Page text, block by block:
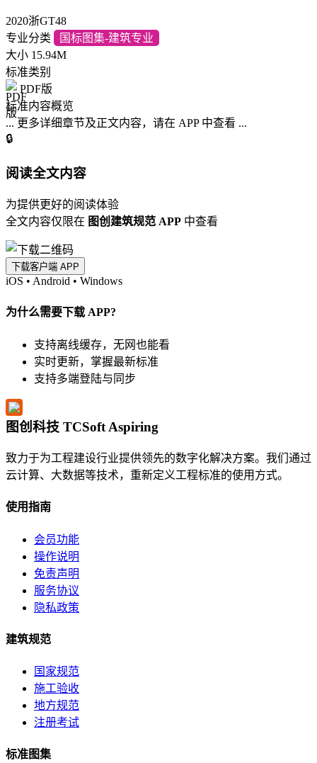
2020浙GT48
专业分类
国标图集-建筑专业
大小 15.94M
标准类别
PDF版
标准内容概览
... 更多详细章节及正文内容，请在 APP 中查看 ...
🔒
阅读全文内容
为提供更好的阅读体验
全文内容仅限在 图创建筑规范 APP 中查看
下载客户端 APP
iOS • Android • Windows
为什么需要下载 APP?
支持离线缓存，无网也能看
实时更新，掌握最新标准
支持多端登陆与同步
图创科技 TCSoft Aspiring
致力于为工程建设行业提供领先的数字化解决方案。我们通过
云计算、大数据等技术，重新定义工程标准的使用方式。
使用指南
会员功能
操作说明
免责声明
服务协议
隐私政策
建筑规范
国家规范
施工验收
地方规范
注册考试
标准图集